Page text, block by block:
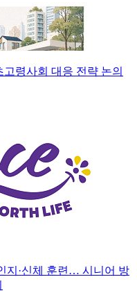
령사회 대응 전략 논의
지·신체 훈련… 시니어 방